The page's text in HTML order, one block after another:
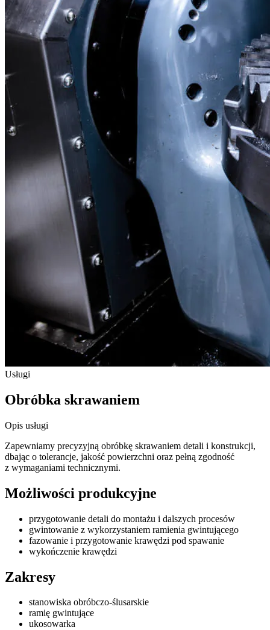
Usługi
Obróbka skrawaniem
Opis usługi
Zapewniamy precyzyjną obróbkę skrawaniem detali i konstrukcji,
dbając o tolerancje, jakość powierzchni oraz pełną zgodność
z wymaganiami technicznymi.
Możliwości produkcyjne
przygotowanie detali do montażu i dalszych procesów
gwintowanie z wykorzystaniem ramienia gwintującego
fazowanie i przygotowanie krawędzi pod spawanie
wykończenie krawędzi
Zakresy
stanowiska obróbczo-ślusarskie
ramię gwintujące
ukosowarka